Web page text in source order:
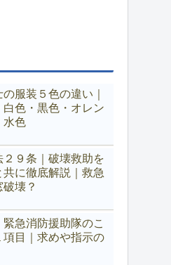
服装５色の違い｜
白色・黒色・オレン
水色
２９条｜破壊救助を
共に徹底解説｜救急
破壊？
緊急消防援助隊のこ
項目｜求めや指示の